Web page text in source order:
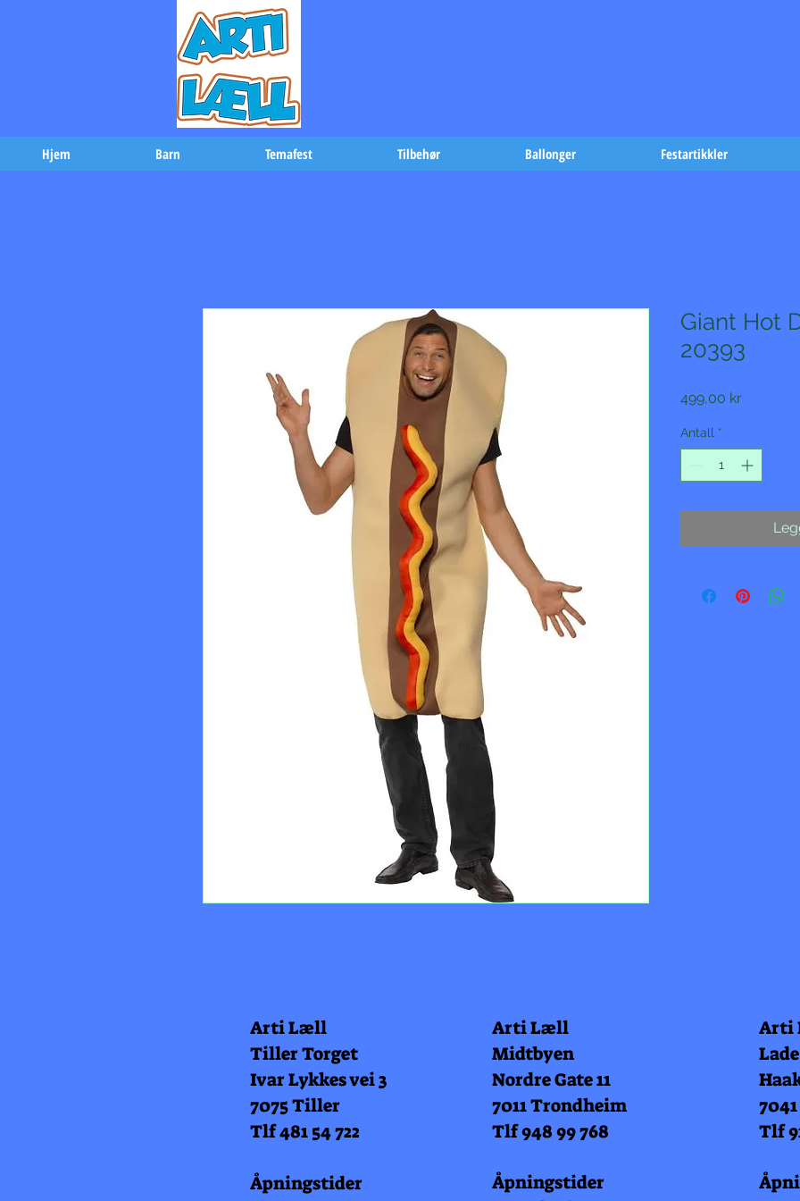
Hjem Barn Temafest Tilbehør Ballonger Festartikkler
Giant Hot
20393
499,00 krPris
Antall *
Arti Læll
Tiller Torget
Ivar Lykkes vei 3
7075 Tiller
Tlf 481 54 722
Åpningstider
Arti Læll
Midtbyen
Nordre Gate 11
7011 Trondheim
Tlf 948 99 768
Åpningstider
Arti
Tlf